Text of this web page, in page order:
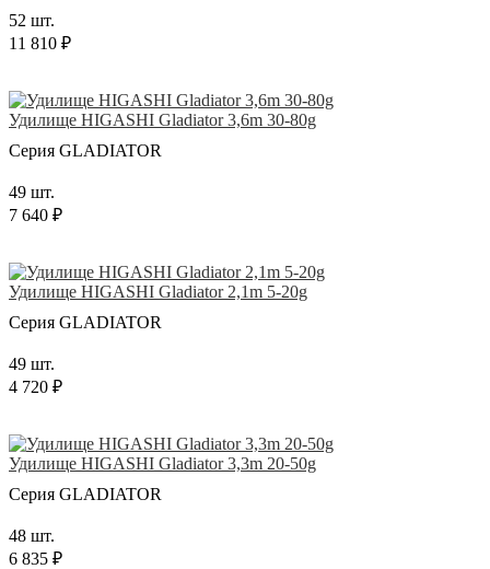
52 шт.
11 810 ₽
Удилище HIGASHI Gladiator 3,6m 30-80g
Серия GLADIATOR
49 шт.
7 640 ₽
Удилище HIGASHI Gladiator 2,1m 5-20g
Серия GLADIATOR
49 шт.
4 720 ₽
Удилище HIGASHI Gladiator 3,3m 20-50g
Серия GLADIATOR
48 шт.
6 835 ₽